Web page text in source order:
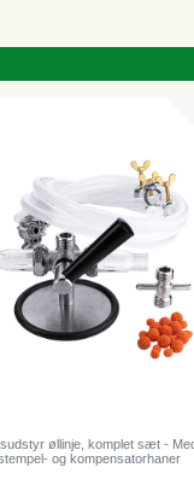
øllinje, komplet sæt -
og kompensatorhaner